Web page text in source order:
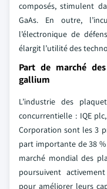
composés, stimulent
GaAs. En outre,
l’électronique de
élargit l’utilité des
Part de marché
gallium
L’industrie des
concurrentielle : IQE
Corporation sont les 3
part importante de 38
marché mondial des
poursuivent
pour améliorer leurs